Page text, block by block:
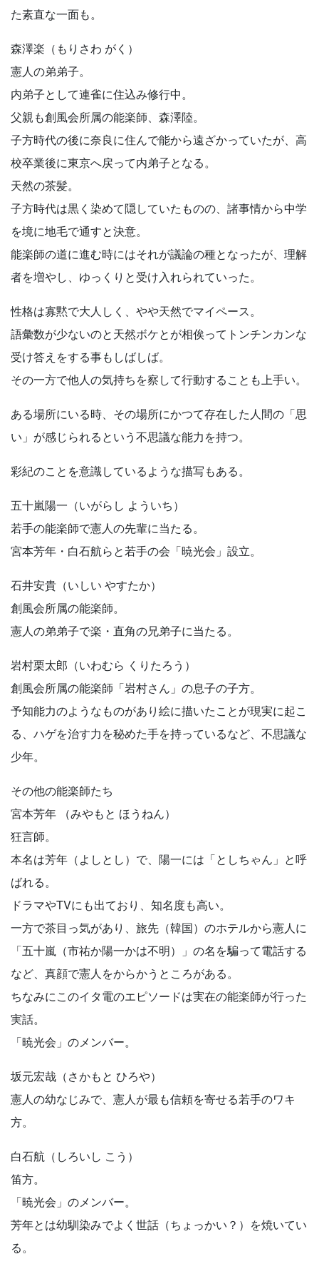
た素直な一面も。
森澤楽（もりさわ がく）
憲人の弟弟子。
内弟子として連雀に住込み修行中。
父親も創風会所属の能楽師、森澤陸。
子方時代の後に奈良に住んで能から遠ざかっていたが、高
校卒業後に東京へ戻って内弟子となる。
天然の茶髪。
子方時代は黒く染めて隠していたものの、諸事情から中学
を境に地毛で通すと決意。
能楽師の道に進む時にはそれが議論の種となったが、理解
者を増やし、ゆっくりと受け入れられていった。
性格は寡黙で大人しく、やや天然でマイペース。
語彙数が少ないのと天然ボケとが相俟ってトンチンカンな
受け答えをする事もしばしば。
その一方で他人の気持ちを察して行動することも上手い。
ある場所にいる時、その場所にかつて存在した人間の「思
い」が感じられるという不思議な能力を持つ。
彩紀のことを意識しているような描写もある。
五十嵐陽一（いがらし よういち）
若手の能楽師で憲人の先輩に当たる。
宮本芳年・白石航らと若手の会「暁光会」設立。
石井安貴（いしい やすたか）
創風会所属の能楽師。
憲人の弟弟子で楽・直角の兄弟子に当たる。
岩村栗太郎（いわむら くりたろう）
創風会所属の能楽師「岩村さん」の息子の子方。
予知能力のようなものがあり絵に描いたことが現実に起こ
る、ハゲを治す力を秘めた手を持っているなど、不思議な
少年。
その他の能楽師たち
宮本芳年 （みやもと ほうねん）
狂言師。
本名は芳年（よしとし）で、陽一には「としちゃん」と呼
ばれる。
ドラマやTVにも出ており、知名度も高い。
一方で茶目っ気があり、旅先（韓国）のホテルから憲人に
「五十嵐（市祐か陽一かは不明）」の名を騙って電話する
など、真顔で憲人をからかうところがある。
ちなみにこのイタ電のエピソードは実在の能楽師が行った
実話。
「暁光会」のメンバー。
坂元宏哉（さかもと ひろや）
憲人の幼なじみで、憲人が最も信頼を寄せる若手のワキ
方。
白石航（しろいし こう）
笛方。
「暁光会」のメンバー。
芳年とは幼馴染みでよく世話（ちょっかい？）を焼いてい
る。